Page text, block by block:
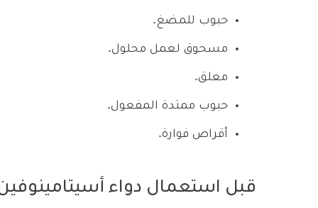
حبوب للمضغ.
مسحوق لعمل محلول.
معلق.
حبوب ممتدة المفعول.
أقراص فوارة.
قبل استعمال دواء